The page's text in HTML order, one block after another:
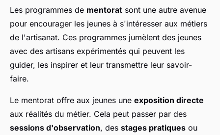
Les programmes de mentorat sont une autre avenue
pour encourager les jeunes à s'intéresser aux métiers
de l'artisanat. Ces programmes jumèlent des jeunes
avec des artisans expérimentés qui peuvent les
guider, les inspirer et leur transmettre leur savoir-
faire.
Le mentorat offre aux jeunes une exposition directe
aux réalités du métier. Cela peut passer par des
sessions d'observation, des stages pratiques ou